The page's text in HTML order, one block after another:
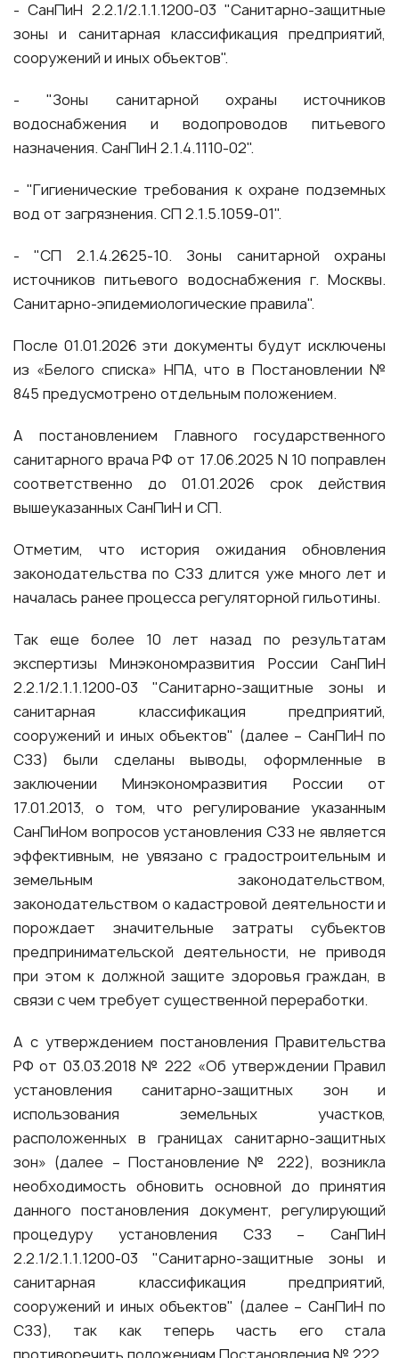
- СанПиН 2.2.1/2.1.1.1200-03 "Санитарно-защитные
зоны и санитарная классификация предприятий,
сооружений и иных объектов".
- "Зоны санитарной охраны источников
водоснабжения и водопроводов питьевого
назначения. СанПиН 2.1.4.1110-02".
- "Гигиенические требования к охране подземных
вод от загрязнения. СП 2.1.5.1059-01".
- "СП 2.1.4.2625-10. Зоны санитарной охраны
источников питьевого водоснабжения г. Москвы.
Санитарно-эпидемиологические правила".
После 01.01.2026 эти документы будут исключены
из «Белого списка» НПА, что в Постановлении №
845 предусмотрено отдельным положением.
А постановлением Главного государственного
санитарного врача РФ от 17.06.2025 N 10 поправлен
соответственно до 01.01.2026 срок действия
вышеуказанных СанПиН и СП.
Отметим, что история ожидания обновления
законодательства по СЗЗ длится уже много лет и
началась ранее процесса регуляторной гильотины.
Так еще более 10 лет назад по результатам
экспертизы Минэкономразвития России СанПиН
2.2.1/2.1.1.1200-03 "Санитарно-защитные зоны и
санитарная классификация предприятий,
сооружений и иных объектов" (далее – СанПиН по
СЗЗ) были сделаны выводы, оформленные в
заключении Минэкономразвития России от
17.01.2013, о том, что регулирование указанным
СанПиНом вопросов установления СЗЗ не является
эффективным, не увязано с градостроительным и
земельным законодательством,
законодательством о кадастровой деятельности и
порождает значительные затраты субъектов
предпринимательской деятельности, не приводя
при этом к должной защите здоровья граждан, в
связи с чем требует существенной переработки.
А с утверждением постановления Правительства
РФ от 03.03.2018 № 222 «Об утверждении Правил
установления санитарно-защитных зон и
использования земельных участков,
расположенных в границах санитарно-защитных
зон» (далее – Постановление № 222), возникла
необходимость обновить основной до принятия
данного постановления документ, регулирующий
процедуру установления СЗЗ – СанПиН
2.2.1/2.1.1.1200-03 "Санитарно-защитные зоны и
санитарная классификация предприятий,
сооружений и иных объектов" (далее – СанПиН по
СЗЗ), так как теперь часть его стала